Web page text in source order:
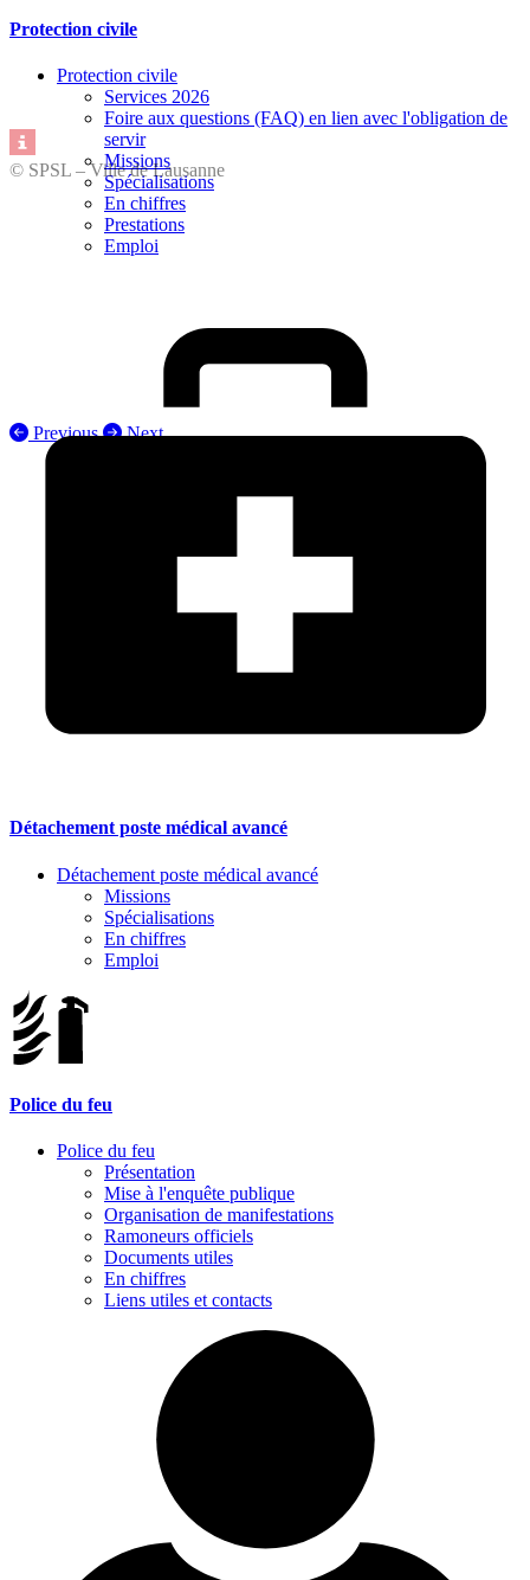
© SPSL – Ville de Lausanne
Previous Next
Protection civile
Protection civile
Services 2026
Foire aux questions (FAQ) en lien avec l'obligation de
servir
Missions
Spécialisations
En chiffres
Prestations
Emploi
Détachement poste médical avancé
Détachement poste médical avancé
Missions
Spécialisations
En chiffres
Emploi
Police du feu
Police du feu
Présentation
Mise à l'enquête publique
Organisation de manifestations
Ramoneurs officiels
Documents utiles
En chiffres
Liens utiles et contacts